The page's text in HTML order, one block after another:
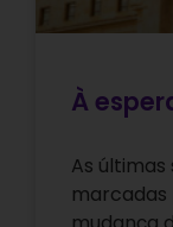
À
As últimas